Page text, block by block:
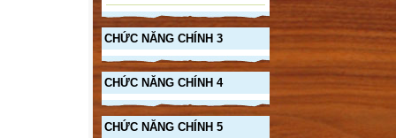
CHỨC NĂNG CHÍNH 3
CHỨC NĂNG CHÍNH 4
CHỨC NĂNG CHÍNH 5